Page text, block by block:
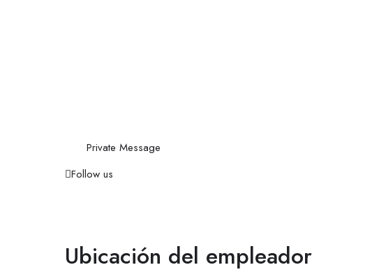
Private Message
Follow us
Ubicación del empleador